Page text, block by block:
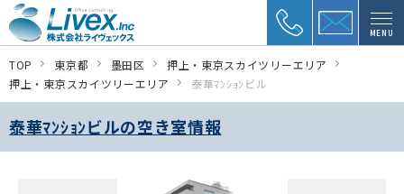
MENU
TOP 東京都 墨田区
押上・東京スカイツリーエリア
押上・東京スカイツリーエリア
泰華ﾏﾝｼｮﾝビル
泰華ﾏﾝｼｮﾝビルの空き室情報